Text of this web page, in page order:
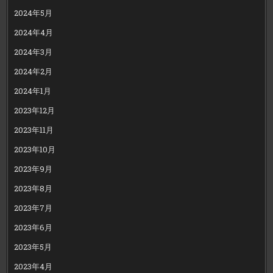
2024年5月
2024年4月
2024年3月
2024年2月
2024年1月
2023年12月
2023年11月
2023年10月
2023年9月
2023年8月
2023年7月
2023年6月
2023年5月
2023年4月